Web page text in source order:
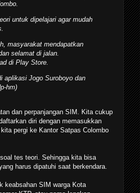
untuk dipelajari agar mudah
masyarakat mendapatkan
selamat di jalan.
di Play Store.
aplikasi Jogo Suroboyo dan
hm)
dan perpanjangan SIM. Kita cukup
diri dengan memasukkan
pergi ke Kantor Satpas Colombo
tes teori. Sehingga kita bisa
harus dipatuhi saat berkendara.
keabsahan SIM warga Kota